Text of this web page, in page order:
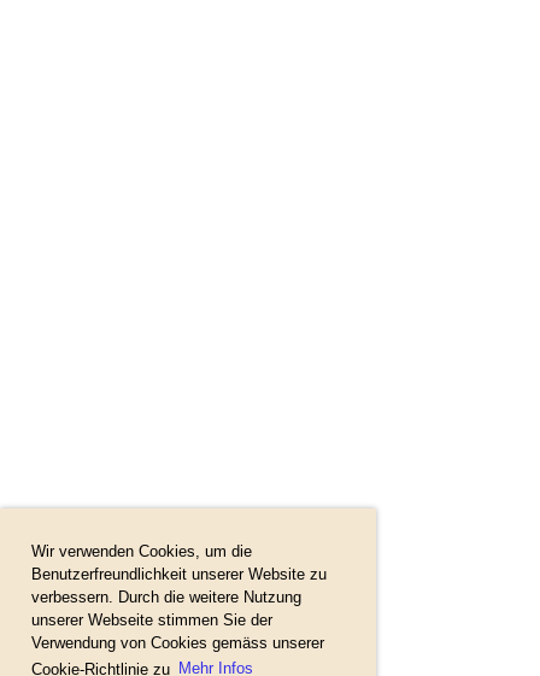
Wir verwenden Cookies, um die
Benutzerfreundlichkeit unserer Website zu
verbessern. Durch die weitere Nutzung
unserer Webseite stimmen Sie der
Verwendung von Cookies gemäss unserer
Cookie-Richtlinie zu Mehr Infos